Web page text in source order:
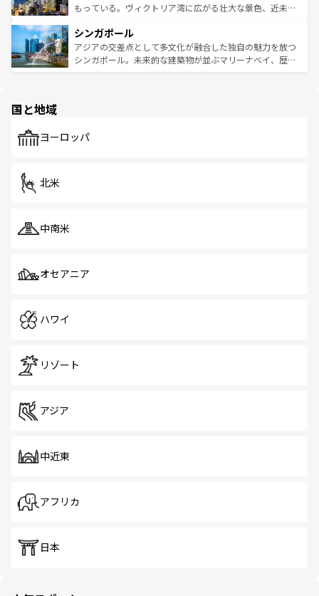
が旅行者を迎えてくれるので、きっと忘れられない旅にな
参照してほしい。
いビーチでリゾート気分を楽しむことができる。タイ料理
激する。気候は一年中温暖で、どの季節にも異なる楽しみ
が待っている。親しみやすいタイの人々、仏教を中心とし
た文化、そして多様な観光資源が、訪れる旅人を魅了し続
もっている。ヴィクトリア湾に広がる壮大な景色、近未来
み、どこを訪れても感動するはず。観光スポットが密集し
ており、効率よく見どころを回れるのも魅力。息をのむよ
うな絶景から文化的な体験まで、香港を存分に楽しみ尽く
シンガポール
アジアの交差点として多文化が融合した独自の魅力を放つ
シンガポール。未来的な建築物が並ぶマリーナベイ、歴史
で、ホーカーズは地元の風情を楽しめる外せないスポット
国と地域
ヨーロッパ
北米
中南米
オセアニア
ハワイ
リゾート
アジア
中近東
アフリカ
日本